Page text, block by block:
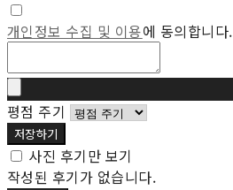
개인정보 수집 및 이용에 동의합니다.
평점 주기
저장하기
사진 후기만 보기
작성된 후기가 없습니다.